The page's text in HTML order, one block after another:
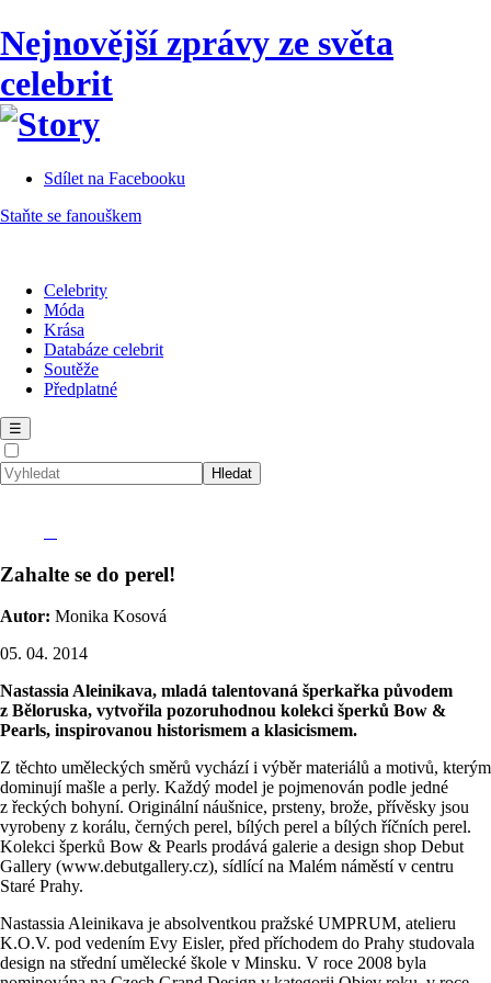
Nejnovější zprávy ze světa
celebrit
Sdílet na Facebooku
Staňte se fanouškem
Celebrity
Móda
Krása
Databáze celebrit
Soutěže
Předplatné
☰
Zahalte se do perel!
Autor: Monika Kosová
05. 04. 2014
Nastassia Aleinikava, mladá talentovaná šperkařka původem
z Běloruska, vytvořila pozoruhodnou kolekci šperků Bow &
Pearls, inspirovanou historismem a klasicismem.
Z těchto uměleckých směrů vychází i výběr materiálů a motivů, kterým
dominují mašle a perly. Každý model je pojmenován podle jedné
z řeckých bohyní. Originální náušnice, prsteny, brože, přívěsky jsou
vyrobeny z korálu, černých perel, bílých perel a bílých říčních perel.
Kolekci šperků Bow & Pearls prodává galerie a design shop Debut
Gallery (www.debutgallery.cz), sídlící na Malém náměstí v centru
Staré Prahy.
Nastassia Aleinikava je absolventkou pražské UMPRUM, atelieru
K.O.V. pod vedením Evy Eisler, před příchodem do Prahy studovala
design na střední umělecké škole v Minsku. V roce 2008 byla